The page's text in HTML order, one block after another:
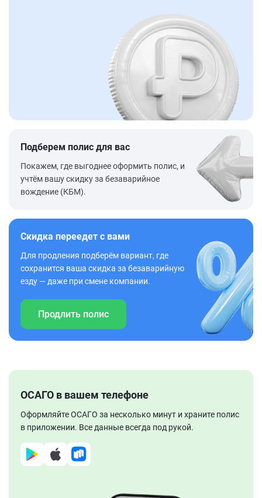
Подберем полис для вас
Покажем, где выгоднее оформить полис, и
учтём вашу скидку за безаварийное
вождение (КБМ).
Скидка переедет с вами
Для продления подберём вариант, где
сохранится ваша скидка за безаварийную
езду — даже при смене компании.
Продлить полис
ОСАГО в вашем телефоне
Оформляйте ОСАГО за несколько минут и храните полис
в приложении. Все данные всегда под рукой.